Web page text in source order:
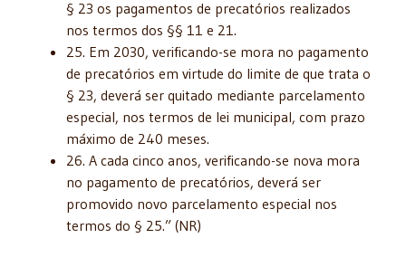
§ 23 os pagamentos de precatórios realizados
nos termos dos §§ 11 e 21.
25. Em 2030, verificando-se mora no pagamento
de precatórios em virtude do limite de que trata o
§ 23, deverá ser quitado mediante parcelamento
especial, nos termos de lei municipal, com prazo
máximo de 240 meses.
26. A cada cinco anos, verificando-se nova mora
no pagamento de precatórios, deverá ser
promovido novo parcelamento especial nos
termos do § 25.” (NR)